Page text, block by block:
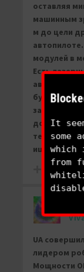
оставляя
машинным
м до цели
автопилоте.
модулей в
Есть
автотурели
бункеров
за
долго.
техником,
ищет цели
UA
лидером
Мощности
It
some
which
from